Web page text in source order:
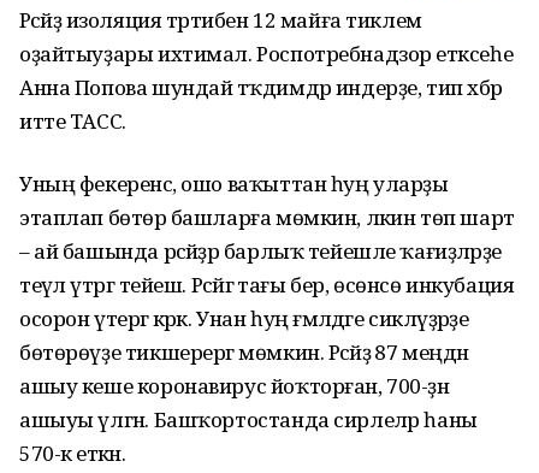
Рәсәйҙә изоляция тәртибен 12 майға тиклем
оҙайтыуҙары ихтимал. Роспотребнадзор етәксеһе
Анна Попова шундай тәҡдимдәр индерҙе, тип хәбәр
итте ТАСС.
Уның фекеренсә, ошо ваҡыттан һуң уларҙы
этаплап бөтөрә башларға мөмкин, ләкин төп шарт
– ай башында рәсәйҙәр барлыҡ тейешле ҡағиҙәләрҙе
теүәл үтәргә тейеш. Рәсәйгә тағы бер, өсөнсө инкубация
осорон үтергә кәрәк. Унан һуң ғәмәлдәге сикләүҙәрҙе
бөтөрөүҙе тикшерергә мөмкин. Рәсәйҙә 87 меңдән
ашыу кеше коронавирус йоҡторған, 700-ҙән
ашыуы үлгән. Башҡортостанда сирлеләр һаны
570-кә еткән.